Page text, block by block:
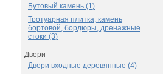
Бутовый камень (1)
Тротуарная плитка, камень
бортовой, бордюры, дренажные
стоки (3)
Двери
Двери входные деревянные (4)